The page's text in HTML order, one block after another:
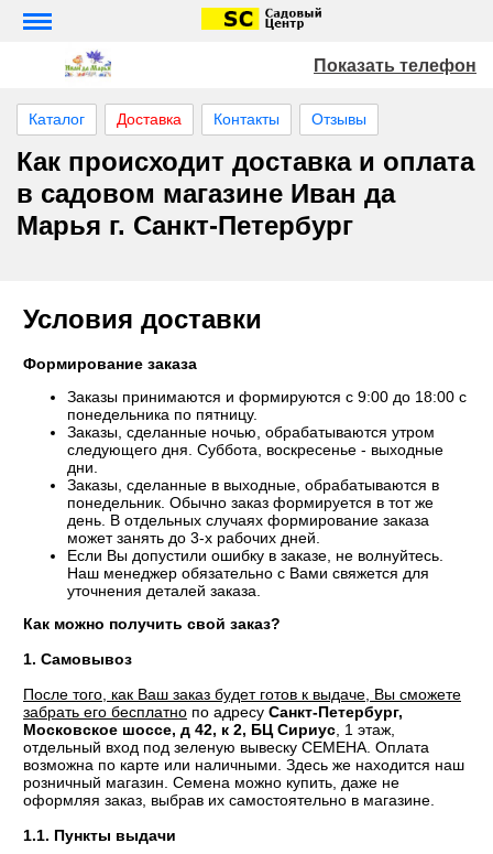
Показать телефон
Каталог Доставка Контакты Отзывы
Как происходит доставка и оплата
в садовом магазине Иван да
Марья г. Санкт-Петербург
Условия доставки
Формирование заказа
Заказы принимаются и формируются с 9:00 до 18:00 c
понедельника по пятницу.
Заказы, сделанные ночью, обрабатываются утром
следующего дня. Суббота, воскресенье - выходные
дни.
Заказы, сделанные в выходные, обрабатываются в
понедельник. Обычно заказ формируется в тот же
день. В отдельных случаях формирование заказа
может занять до 3-х рабочих дней.
Если Вы допустили ошибку в заказе, не волнуйтесь.
Наш менеджер обязательно с Вами свяжется для
уточнения деталей заказа.
Как можно получить свой заказ?
1. Самовывоз
После того, как Ваш заказ будет готов к выдаче, Вы сможете
забрать его бесплатно по адресу Санкт-Петербург,
Московское шоссе, д 42, к 2, БЦ Сириус , 1 этаж,
отдельный вход под зеленую вывеску СЕМЕНА. Оплата
возможна по карте или наличными. Здесь же находится наш
розничный магазин. Семена можно купить, даже не
оформляя заказ, выбрав их самостоятельно в магазине.
1.1. Пункты выдачи